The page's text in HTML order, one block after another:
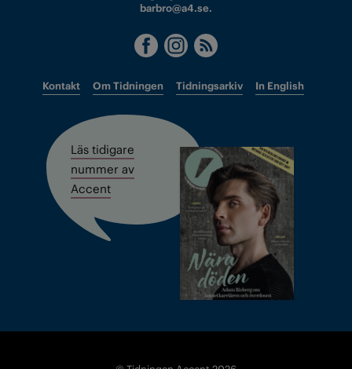
barbro@a4.se.
Kontakt Om Tidningen Tidningsarkiv In English
Läs tidigare
nummer av
Accent